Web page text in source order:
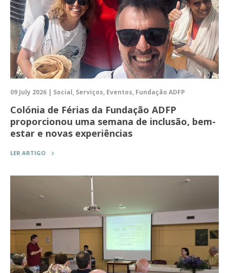
09 July 2026 | Social, Serviços, Eventos, Fundação ADFP
Colónia de Férias da Fundação ADFP
proporcionou uma semana de inclusão, bem-
estar e novas experiências
LER ARTIGO